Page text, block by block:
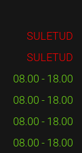
SULETUD
SULETUD
08.00 - 18.00
08.00 - 18.00
08.00 - 18.00
08.00 - 18.00